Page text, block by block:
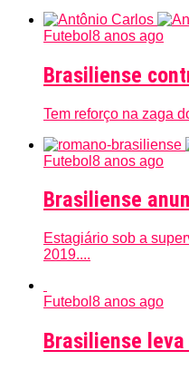
Futebol 8 anos ago
Brasiliense
Tem reforço na zaga
Futebol 8 anos ago
Brasiliense
Estagiário sob a
2019....
Futebol 8 anos ago
Brasiliense